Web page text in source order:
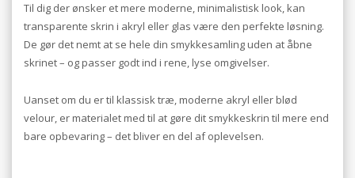
Til dig der ønsker et mere moderne, minimalistisk look, kan
transparente skrin i akryl eller glas være den perfekte løsning.
De gør det nemt at se hele din smykkesamling uden at åbne
skrinet – og passer godt ind i rene, lyse omgivelser.
Uanset om du er til klassisk træ, moderne akryl eller blød
velour, er materialet med til at gøre dit smykkeskrin til mere end
bare opbevaring – det bliver en del af oplevelsen.